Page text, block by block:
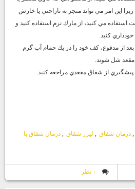
اين امر مي تواند منجر به ناراحتي يا خارش
مي كنيد، از مارك نرم استفاده كنيد و
كنيد.
از مدفوع، كف خود را در يك حمام آب گرم
شل شوند.
از شقاق مقعدي مراجعه كنيد.
شقاق ,ليزر شقاق ,درمان شقاق با